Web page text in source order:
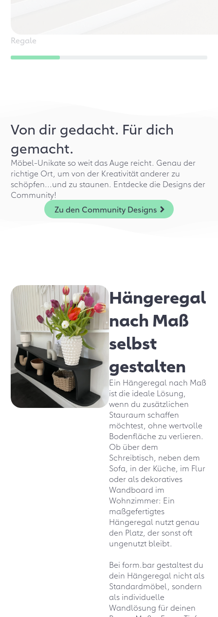
Regale
Von dir gedacht. Für dich
gemacht.
Möbel-Unikate so weit das Auge reicht. Genau der
richtige Ort, um von der Kreativität anderer zu
schöpfen...und zu staunen. Entdecke die Designs der
Community!
Zu den Community Designs
Hängeregal
nach Maß
selbst
gestalten
Ein Hängeregal nach Maß
ist die ideale Lösung,
wenn du zusätzlichen
Stauraum schaffen
möchtest, ohne wertvolle
Bodenfläche zu verlieren.
Ob über dem
Schreibtisch, neben dem
Sofa, in der Küche, im Flur
oder als dekoratives
Wandboard im
Wohnzimmer: Ein
maßgefertigtes
Hängeregal nutzt genau
den Platz, der sonst oft
ungenutzt bleibt.
Bei form.bar gestaltest du
dein Hängeregal nicht als
Standardmöbel, sondern
als individuelle
Wandlösung für deinen